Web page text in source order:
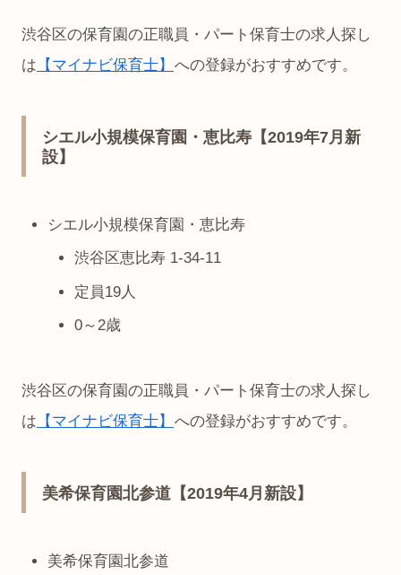
渋谷区の保育園の正職員・パート保育士の求人探し
は 【マイナビ保育士】 への登録がおすすめです。
シエル小規模保育園・恵比寿【2019年7月新
設】
シエル小規模保育園・恵比寿
渋谷区恵比寿 1-34-11
定員19人
0～2歳
渋谷区の保育園の正職員・パート保育士の求人探し
は 【マイナビ保育士】 への登録がおすすめです。
美希保育園北参道【2019年4月新設】
美希保育園北参道